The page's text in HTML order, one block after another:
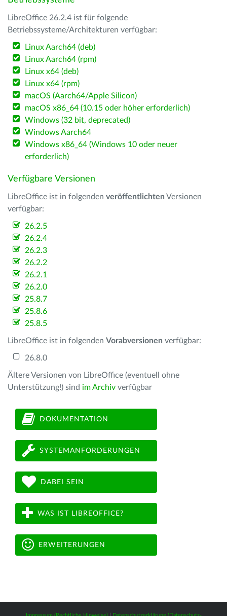
LibreOffice 26.2.4 ist für folgende
Betriebssysteme/Architekturen verfügbar:
Linux Aarch64 (deb)
Linux Aarch64 (rpm)
Linux x64 (deb)
Linux x64 (rpm)
macOS (Aarch64/Apple Silicon)
macOS x86_64 (10.15 oder höher erforderlich)
Windows (32 bit, deprecated)
Windows Aarch64
Windows x86_64 (Windows 10 oder neuer
erforderlich)
Verfügbare Versionen
LibreOffice ist in folgenden veröffentlichten Versionen
verfügbar:
26.2.5
26.2.4
26.2.3
26.2.2
26.2.1
26.2.0
25.8.7
25.8.6
25.8.5
LibreOffice ist in folgenden Vorabversionen verfügbar:
26.8.0
Ältere Versionen von LibreOffice (eventuell ohne
Unterstützung!) sind im Archiv verfügbar
DOKUMENTATION
SYSTEMANFORDERUNGEN
DABEI SEIN
WAS IST LIBREOFFICE?
ERWEITERUNGEN